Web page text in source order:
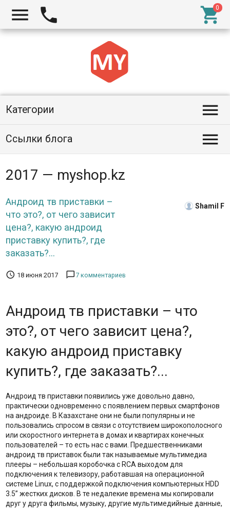
  
Категории 
Ссылки блога 
2017 — myshop.kz
Андроид тв приставки –
что это?, от чего зависит
цена?, какую андроид
приставку купить?, где
заказать?...
Shamil F
 18 июня 2017  7 комментариев
Андроид тв приставки – что
это?, от чего зависит цена?,
какую андроид приставку
купить?, где заказать?...
Андроид тв приставки появились уже довольно давно,
практически одновременно с появлением первых смартфонов
на андроиде. В Казахстане они не были популярны и не
пользовались спросом в связи с отсутствием широкополосного
или скоростного интернета в домах и квартирах конечных
пользователей – то есть нас с вами. Предшественниками
андроид тв приставок были так называемые мультимедиа
плееры – небольшая коробочка с RCA выходом для
подключения к телевизору, работавшая на операционной
системе Linux, с поддержкой подключения компьютерных HDD
3.5” жестких дисков. В те недалекие времена мы копировали
друг у друга фильмы, музыку, другие мультимедийные данные,